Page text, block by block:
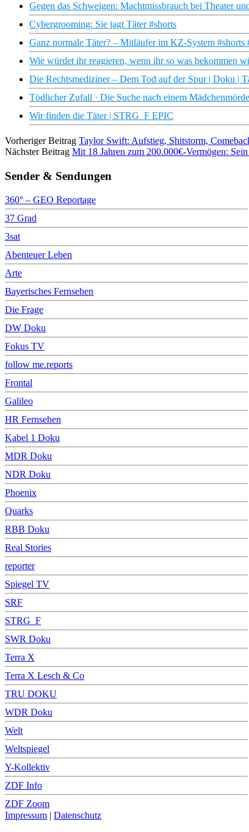
Gegen das Schweigen: Machtmissbrauch bei Theater
Cybergrooming: Sie jagt Täter #shorts
Ganz normale Täter? – Mitläufer im KZ-System
Wie würdet ihr reagieren, wenn ihr so was bekommen
Die Rechtsmediziner – Dem Tod auf der Spur | Doku |
Tödlicher Zufall · Die Suche nach einem
Wir finden die Täter | STRG_F EPIC
Vorheriger Beitrag Taylor Swift: Aufstieg, Shitstorm,
Nächster Beitrag Mit 18 Jahren zum 200.000€-Vermögen:
Sender & Sendungen
360° – GEO Reportage
37 Grad
3sat
Abenteuer Leben
Arte
Bayerisches Fernsehen
Die Frage
DW Doku
Fokus TV
follow me.reports
Frontal
Galileo
HR Fernsehen
Kabel 1 Doku
MDR Doku
NDR Doku
Phoenix
Quarks
RBB Doku
Real Stories
reporter
Spiegel TV
SRF
STRG_F
SWR Doku
Terra X
Terra X Lesch & Co
TRU DOKU
WDR Doku
Welt
Weltspiegel
Y-Kollektiv
ZDF Info
ZDF Zoom
Impressum | Datenschutz